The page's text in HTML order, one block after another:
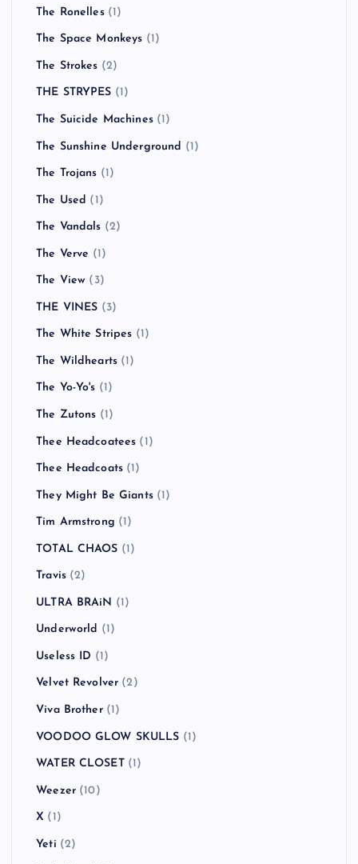
The Ronelles(1)
The Space Monkeys (1)
The Strokes (2)
THE STRYPES (1)
The Suicide Machines(1)
The Sunshine Underground (1)
The Trojans (1)
The Used (1)
The Vandals (2)
The Verve (1)
The View (3)
THE VINES (3)
The White Stripes (1)
The Wildhearts (1)
The Yo-Yo's (1)
The Zutons (1)
Thee Headcoatees (1)
Thee Headcoats (1)
They Might Be Giants(1)
Tim Armstrong (1)
TOTAL CHAOS (1)
Travis(2)
ULTRA BRAiN (1)
Underworld (1)
Useless ID (1)
Velvet Revolver (2)
Viva Brother(1)
VOODOO GLOW SKULLS (1)
WATER CLOSET(1)
Weezer(10)
X (1)
Yeti (2)